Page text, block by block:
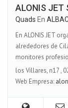
ALONIS JET
Quads En
En ALONIS JET
alrededores de
monitores
los Villares, n17,
Web Empresa: